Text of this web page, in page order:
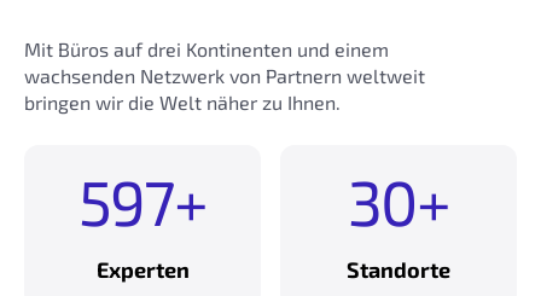
Mit Büros auf drei Kontinenten und einem
wachsenden Netzwerk von Partnern weltweit
bringen wir die Welt näher zu Ihnen.
600+
Experten
30+
Standorte